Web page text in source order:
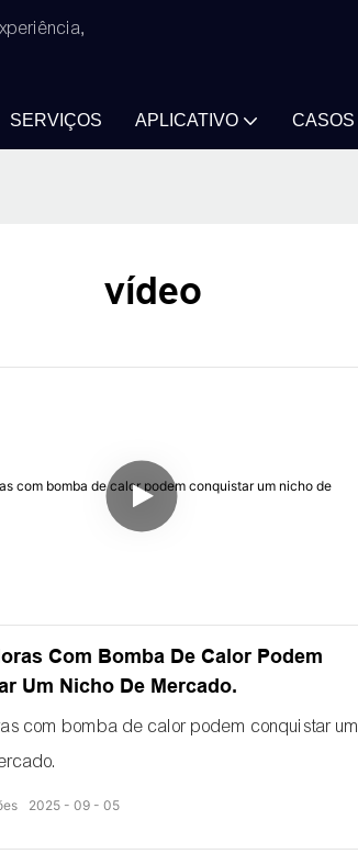
SERVIÇOS APLICATIVO CASOS
vídeo
Com Bomba De Calor Podem
Um Nicho De Mercado.
com bomba de calor podem conquistar um
2025 09 05